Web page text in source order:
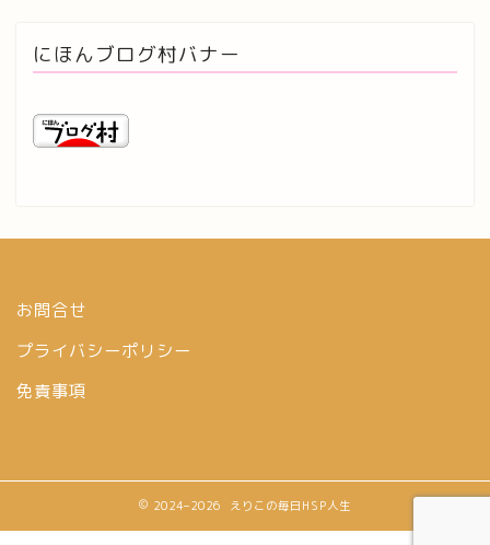
にほんブログ村バナー
お問合せ
プライバシーポリシー
免責事項
2024–2026 えりこの毎日HSP人生